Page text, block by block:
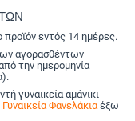
εντός 14 ημέρες.
αγορασθέντων
την ημερομηνία
γυναικεία αμάνικι
Γυναικεία Φανελάκιαέξω